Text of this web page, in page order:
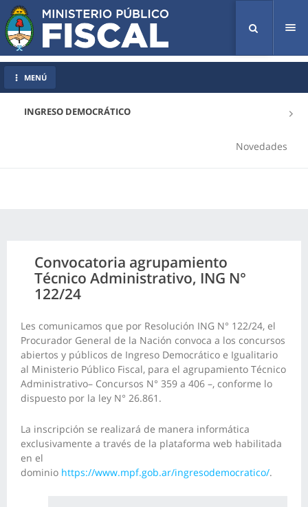
INGRESO DEMOCRÁTICO
Novedades
MENÚ
Convocatoria agrupamiento
Técnico Administrativo, ING N°
122/24
Les comunicamos que por Resolución ING N° 122/24, el
Procurador General de la Nación convoca a los concursos
abiertos y públicos de Ingreso Democrático e Igualitario
al Ministerio Público Fiscal, para el agrupamiento Técnico
Administrativo– Concursos N° 359 a 406 –, conforme lo
dispuesto por la ley N° 26.861.
La inscripción se realizará de manera informática
exclusivamente a través de la plataforma web habilitada
en el
dominio https://www.mpf.gob.ar/ingresodemocratico/.